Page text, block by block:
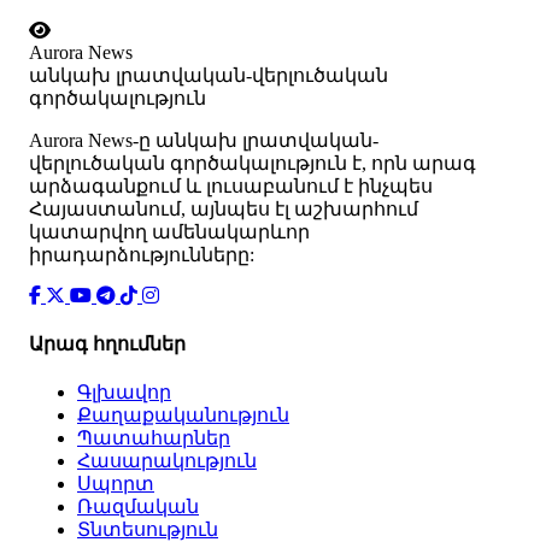
Aurora News
անկախ լրատվական-վերլուծական
գործակալություն
Аurora News-ը անկախ լրատվական-
վերլուծական գործակալություն է, որն արագ
արձագանքում և լուսաբանում է ինչպես
Հայաստանում, այնպես էլ աշխարհում
կատարվող ամենակարևոր
իրադարձությունները:
Արագ հղումներ
Գլխավոր
Քաղաքականություն
Պատահարներ
Հասարակություն
Սպորտ
Ռազմական
Տնտեսություն